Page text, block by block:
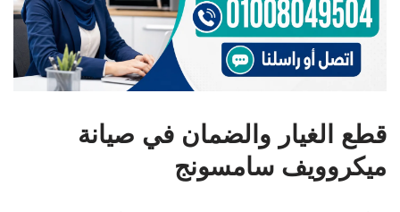
قطع الغيار والضمان في صيانة
ميكروويف سامسونج